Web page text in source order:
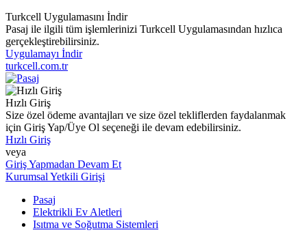
Turkcell Uygulamasını İndir
Pasaj ile ilgili tüm işlemlerinizi Turkcell Uygulamasından hızlıca
gerçekleştirebilirsiniz.
Uygulamayı İndir
turkcell.com.tr
Hızlı Giriş
Size özel ödeme avantajları ve size özel tekliflerden faydalanmak
için Giriş Yap/Üye Ol seçeneği ile devam edebilirsiniz.
Hızlı Giriş
veya
Giriş Yapmadan Devam Et
Kurumsal Yetkili Girişi
Pasaj
Elektrikli Ev Aletleri
Isıtma ve Soğutma Sistemleri